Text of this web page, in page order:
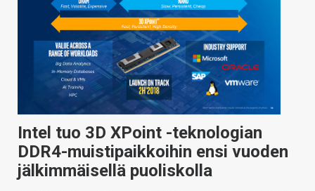
Intel tuo 3D XPoint -teknologian
DDR4-muistipaikkoihin ensi vuoden
jälkimmäisellä puoliskolla